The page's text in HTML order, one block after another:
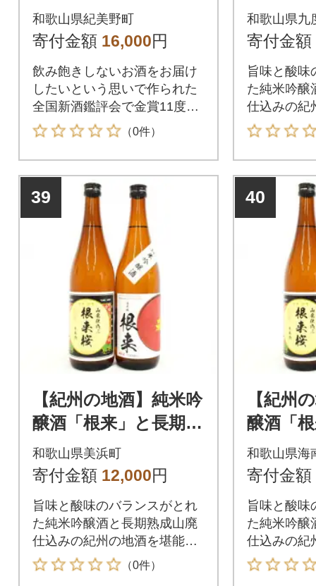
l(紀美野町)
和歌山県紀美野町
寄付金額 16,000円
飲み飽きしないお酒をお届け
したいという思いで作られた
全国新酒鑑評会で金賞11度受
賞の日本城です。
（0件）
成山廃
桜」各
和歌山県九
寄付金額
旨味と酸味
た純米吟醸
仕込みの紀
きる日本酒
39
【紀州の地酒】純米吟
醸酒「根来」と長期熟
成山廃仕込み「根来
桜」各720ml 2本セ
和歌山県美浜町
寄付金額 12,000円
旨味と酸味のバランスがとれ
た純米吟醸酒と長期熟成山廃
仕込みの紀州の地酒を堪能で
きる日本酒です。
（0件）
40
【紀州
醸酒「
成山廃
桜」各
和歌山県海
寄付金額
旨味と酸味
た純米吟醸
仕込みの紀
きる日本酒